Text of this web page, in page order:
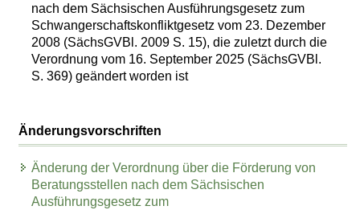
nach dem Sächsischen Ausführungsgesetz zum
Schwangerschaftskonfliktgesetz vom 23. Dezember
2008 (SächsGVBl. 2009 S. 15), die zuletzt durch die
Verordnung vom 16. September 2025 (SächsGVBl.
S. 369) geändert worden ist
Änderungsvorschriften
Änderung der Verordnung über die Förderung von
Beratungsstellen nach dem Sächsischen
Ausführungsgesetz zum